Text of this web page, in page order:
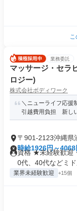
こ
業務委託
マッサージ・セラ
ロジー)
株式会社ボディワーク
＼ニューライフ応
引越費用負担 新し
〒901-2123沖縄県
時給1926円～4068
資格 ★未経験歓迎
0代、40代などミド
業界未経験歓迎 +15個